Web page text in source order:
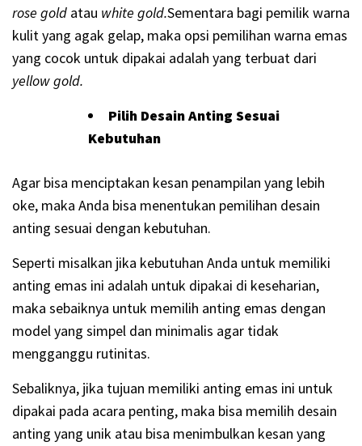
rose gold atau white gold.Sementara bagi pemilik warna
kulit yang agak gelap, maka opsi pemilihan warna emas
yang cocok untuk dipakai adalah yang terbuat dari
yellow gold.
Pilih Desain Anting Sesuai
Kebutuhan
Agar bisa menciptakan kesan penampilan yang lebih
oke, maka Anda bisa menentukan pemilihan desain
anting sesuai dengan kebutuhan.
Seperti misalkan jika kebutuhan Anda untuk memiliki
anting emas ini adalah untuk dipakai di keseharian,
maka sebaiknya untuk memilih anting emas dengan
model yang simpel dan minimalis agar tidak
mengganggu rutinitas.
Sebaliknya, jika tujuan memiliki anting emas ini untuk
dipakai pada acara penting, maka bisa memilih desain
anting yang unik atau bisa menimbulkan kesan yang